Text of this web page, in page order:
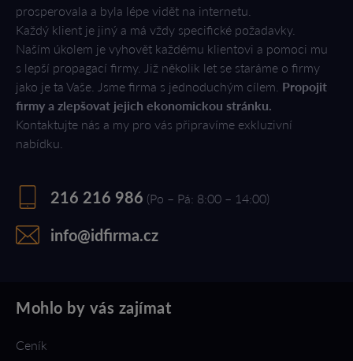
prosperovala a byla lépe vidět na internetu.
Každý klient je jiný a má vždy specifické požadavky.
Naším úkolem je vyhovět každému klientovi a pomoci mu
s lepší propagací firmy. Již několik let se staráme o firmy
jako je ta Vaše. Jsme firma s jednoduchým cílem. Propojit
firmy a zlepšovat jejich ekonomickou stránku.
Kontaktujte nás a my pro vás připravíme exkluzivní
nabídku.
216 216 986 (Po – Pá: 8:00 – 14:00)
info@idfirma.cz
Mohlo by vás zajímat
Ceník